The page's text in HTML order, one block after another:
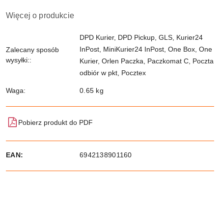
Więcej o produkcie
Zalecany sposób
wysyłki::
DPD Kurier, DPD Pickup, GLS, Kurier24
InPost, MiniKurier24 InPost, One Box, One
Kurier, Orlen Paczka, Paczkomat C, Poczta
odbiór w pkt, Pocztex
Waga: 0.65 kg
Pobierz produkt do PDF
EAN: 6942138901160